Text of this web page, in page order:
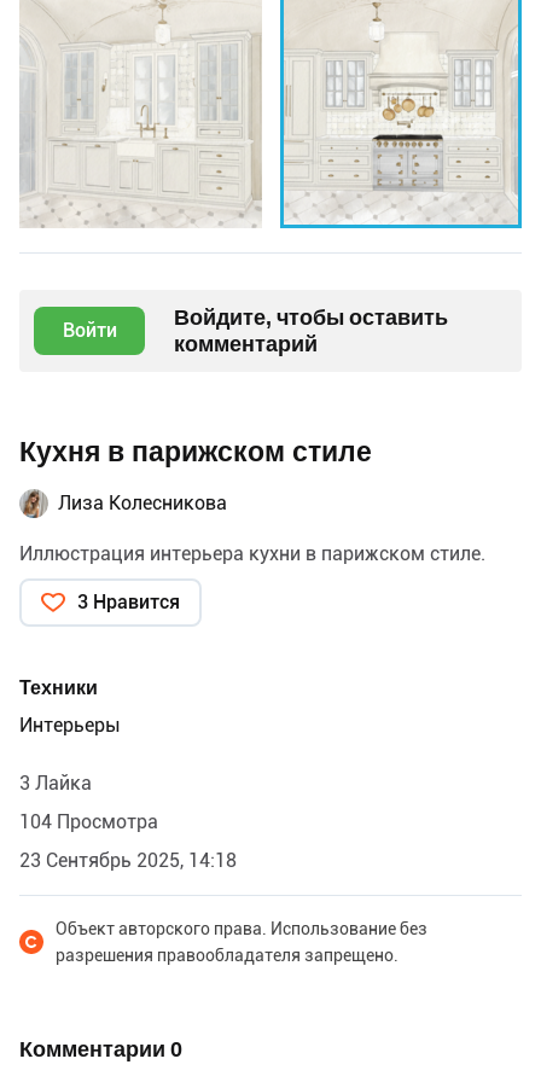
Войти
Войдите, чтобы оставить
комментарий
Кухня в парижском стиле
Лиза Колесникова
Иллюстрация интерьера кухни в парижском стиле.
3 Нравится
Техники
Интерьеры
3 Лайка
104 Просмотра
23 Сентябрь 2025, 14:18
Объект авторского права. Использование без
разрешения правообладателя запрещено.
Комментарии 0